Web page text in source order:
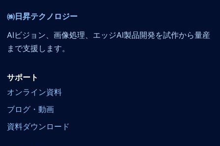
㈱日昇テクノロジー
AIビジョン、画像処理、エッジAI製品開発を試作から量産
まで支援します。
サポート
オンライン資料
ブログ・動画
資料ダウンロード